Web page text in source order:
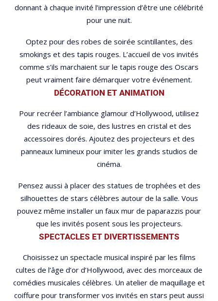
donnant à chaque invité l’impression d’être une célébrité
pour une nuit.
Optez pour des robes de soirée scintillantes, des
smokings et des tapis rouges. L’accueil de vos invités
comme s’ils marchaient sur le tapis rouge des Oscars
peut vraiment faire démarquer votre événement.
DÉCORATION ET ANIMATION
Pour recréer l’ambiance glamour d’Hollywood, utilisez
des rideaux de soie, des lustres en cristal et des
accessoires dorés. Ajoutez des projecteurs et des
panneaux lumineux pour imiter les grands studios de
cinéma.
Pensez aussi à placer des statues de trophées et des
silhouettes de stars célèbres autour de la salle. Vous
pouvez même installer un faux mur de paparazzis pour
que les invités posent sous les projecteurs.
SPECTACLES ET DIVERTISSEMENTS
Choisissez un spectacle musical inspiré par les films
cultes de l’âge d’or d’Hollywood, avec des morceaux de
comédies musicales célèbres. Un atelier de maquillage et
coiffure pour transformer vos invités en stars peut aussi